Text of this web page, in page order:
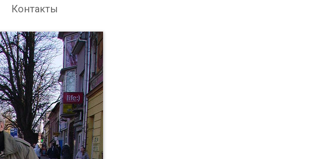
Контакты